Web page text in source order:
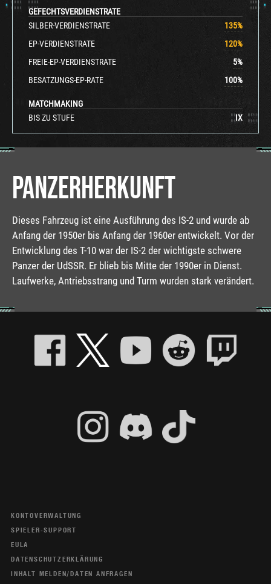
GEFECHTSVERDIENSTRATE
SILBER-VERDIENSTRATE
135%
EP-VERDIENSTRATE
120%
FREIE-EP-VERDIENSTRATE
5%
BESATZUNGS-EP-RATE
100%
MATCHMAKING
BIS ZU STUFE
IX
PANZERHERKUNFT
Dieses Fahrzeug ist eine Ausführung des IS-2 und wurde ab
Anfang der 1950er bis Anfang der 1960er entwickelt. Vor der
Entwicklung des T-10 war der IS-2 der wichtigste schwere
Panzer der UdSSR. Er blieb bis Mitte der 1990er in Dienst.
Laufwerke, Antriebsstrang und Turm wurden stark verändert.
KONTOVERWALTUNG
SPIELER-SUPPORT
EULA
DATENSCHUTZERKLÄRUNG
INHALT MELDEN/DATEN ANFRAGEN